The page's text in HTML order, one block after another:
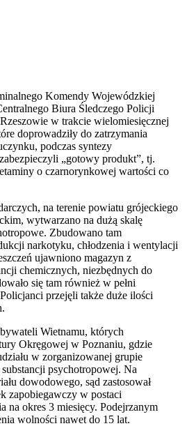
Komendy Wojewódzkiej
Biura Śledczego Policji
w trakcie wielomiesięcznej
doprowadziły do zatrzymania
podczas syntezy
„gotowy produkt”, tj.
o czarnorynkowej wartości co
na terenie powiatu grójeckiego
wytwarzano na dużą skalę
Zbudowano tam
narkotyku, chłodzenia i wentylacji
ujawniono magazyn z
chemicznych, niezbędnych do
się tam również w pełni
przejęli także duże ilości
Wietnamu, których
Okręgowej w Poznaniu, gdzie
w zorganizowanej grupie
psychotropowej. Na
dowodowego, sąd zastosował
zapobiegawczy w postaci
na okres 3 miesięcy. Podejrzanym
wolności nawet do 15 lat.